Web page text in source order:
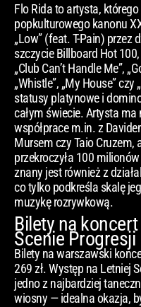
Flo Rida to artysta,
popkulturowego kanonu
„Low” (feat. T-Pain) przez
szczycie Billboard Hot
„Club Can’t Handle Me”,
„Whistle”, „My House”
statusy platynowe i
całym świecie. Artysta ma
współprace m.in. z
Mursem czy Taio Cruzem,
przekroczyła 100
znany jest również z
co tylko podkreśla skalę
muzykę rozrywkową.
Bilety na
Scenie Progresji
Bilety na warszawski
269 zł. Występ na Letniej
jedno z najbardziej
wiosny — idealna okazja,